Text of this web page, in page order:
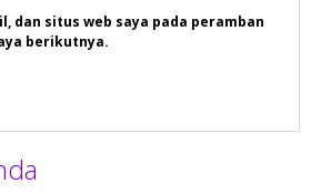
dan situs web saya pada peramban
berikutnya.